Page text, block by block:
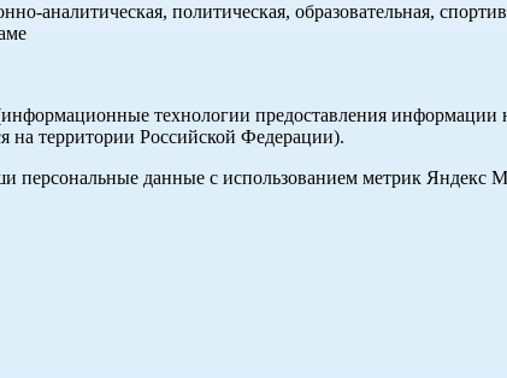
политическая, образовательная,
технологии предоставления информации
на территории Российской Федерации).
персональные данные с использованием метрик Яндекс